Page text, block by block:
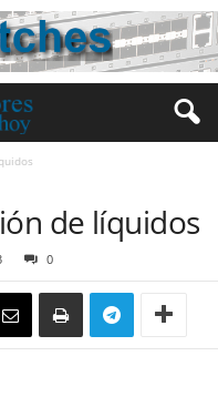
de líquidos
0